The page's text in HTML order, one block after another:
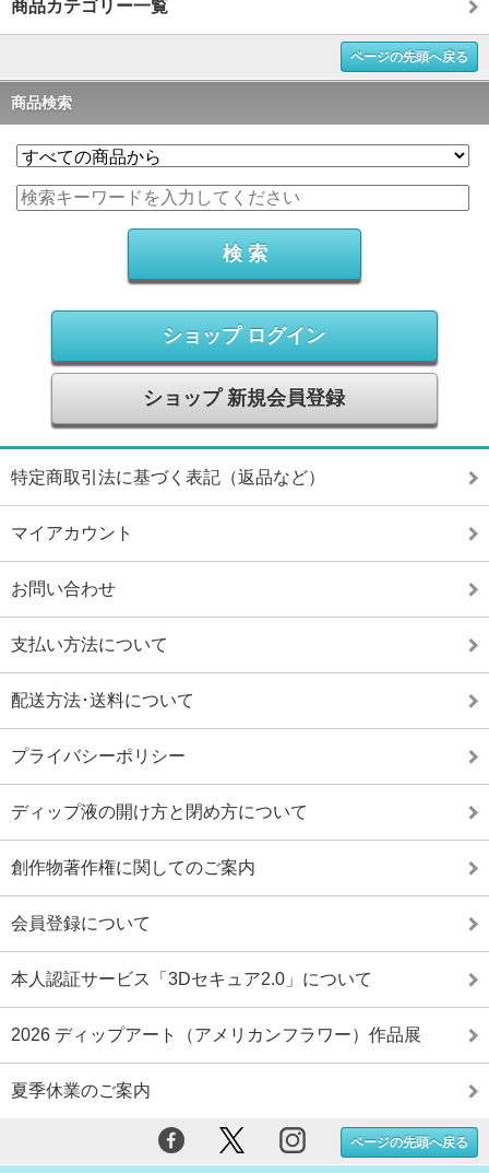
商品カテゴリー一覧
ページの先頭へ戻る
商品検索
ショップ ログイン
ショップ 新規会員登録
特定商取引法に基づく表記（返品など）
マイアカウント
お問い合わせ
支払い方法について
配送方法･送料について
プライバシーポリシー
ディップ液の開け方と閉め方について
創作物著作権に関してのご案内
会員登録について
本人認証サービス「3Dセキュア2.0」について
2026 ディップアート（アメリカンフラワー）作品展
夏季休業のご案内
ページの先頭へ戻る